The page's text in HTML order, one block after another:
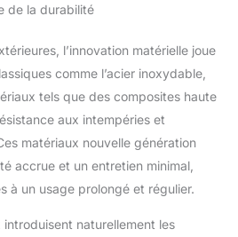
de la durabilité
l’innovation matérielle joue
comme l’acier inoxydable,
tels que des composites haute
aux intempéries et
matériaux nouvelle génération
accrue et un entretien minimal,
à un usage prolongé et régulier.
naturellement les